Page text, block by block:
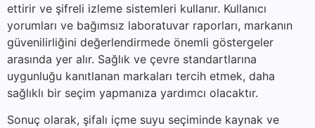
ettirir ve şifreli izleme sistemleri kullanır. Kullanıcı
yorumları ve bağımsız laboratuvar raporları, markanın
güvenilirliğini değerlendirmede önemli göstergeler
arasında yer alır. Sağlık ve çevre standartlarına
uygunluğu kanıtlanan markaları tercih etmek, daha
sağlıklı bir seçim yapmanıza yardımcı olacaktır.
Sonuç olarak, şifalı içme suyu seçiminde kaynak ve